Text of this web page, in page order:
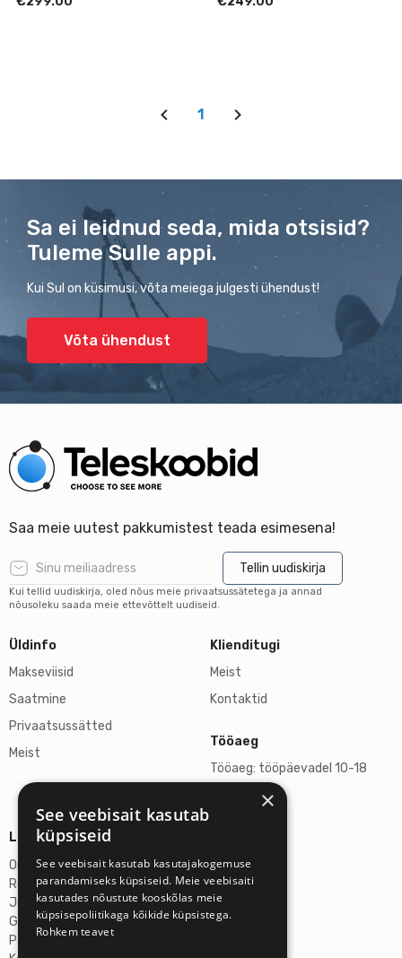
1
Sa ei leidnud seda, mida otsisid?
Tuleme Sulle appi.
Kui Sul on küsimusi, võta meiega julgesti ühendust!
Võta ühendust
Saa meie uutest pakkumistest teada esimesena!
Tellin uudiskirja
Kui tellid uudiskirja, oled nõus meie privaatsussätetega ja annad
nõusoleku saada meie ettevõttelt uudiseid.
Üldinfo
Makseviisid
Saatmine
Privaatsussätted
Meist
Klienditugi
Meist
Kontaktid
Tööaeg
Tööaeg: tööpäevadel 10-18
L, P suletud
Lisainfo
Omicron SIA
Reg-nr: 40103272028
Juriidiline aadress:
Ganibu Dambis 2A, Riia, Läti, LV-1045
Pank: AS Swedbank
×
See veebisait kasutab
küpsiseid
See veebisait kasutab kasutajakogemuse
parandamiseks küpsiseid. Meie veebisaiti
kasutades nõustute kooskõlas meie
küpsisepoliitikaga kõikide küpsistega.
Rohkem teavet